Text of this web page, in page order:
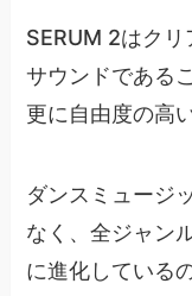
SERUM 2はク
サウンドである
更に自由度の高
ダンスミュージ
なく、全ジャン
に進化している